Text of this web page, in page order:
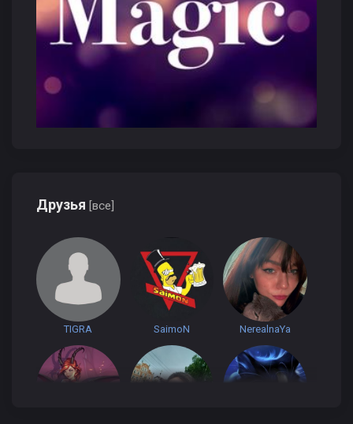
Друзья [все]
TIGRA SaimoN NerealnaYa